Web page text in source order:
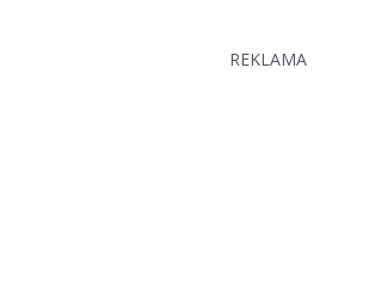
REKLAMA